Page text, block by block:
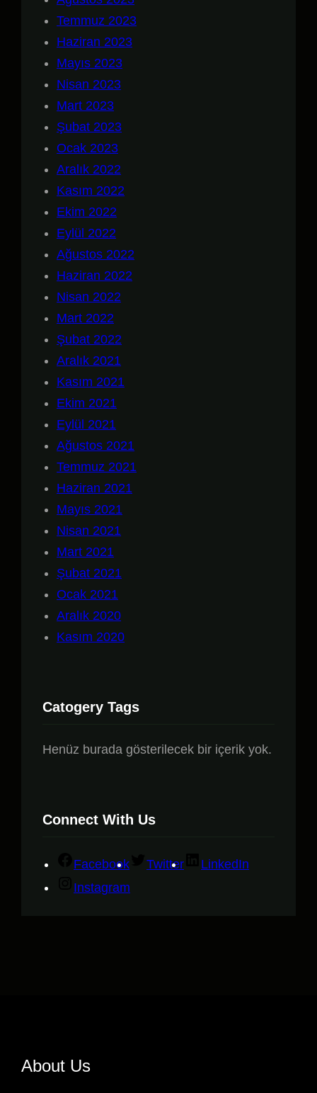
Temmuz 2023
Haziran 2023
Mayıs 2023
Nisan 2023
Mart 2023
Şubat 2023
Ocak 2023
Aralık 2022
Kasım 2022
Ekim 2022
Eylül 2022
Ağustos 2022
Haziran 2022
Nisan 2022
Mart 2022
Şubat 2022
Aralık 2021
Kasım 2021
Ekim 2021
Eylül 2021
Ağustos 2021
Temmuz 2021
Haziran 2021
Mayıs 2021
Nisan 2021
Mart 2021
Şubat 2021
Ocak 2021
Aralık 2020
Kasım 2020
Catogery Tags
Henüz burada gösterilecek bir içerik yok.
Connect With Us
Facebook Twitter
LinkedIn
Instagram
About Us